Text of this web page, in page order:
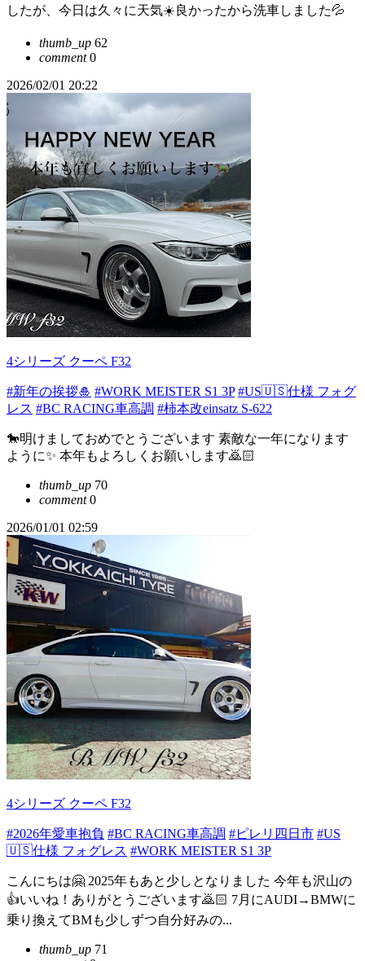
したが、今日は久々に天気☀️良かったから洗車しました💦
thumb_up 62
comment0
2026/02/01 20:22
4シリーズ クーペ F32
#新年の挨拶🎍 #WORK MEISTER S1 3P #US🇺🇸仕様 フォグ
レス #BC RACING車高調 #柿本改einsatz S-622
🐎明けましておめでとうございます 素敵な一年になります
ように✨ 本年もよろしくお願いします🙇🏻
thumb_up 70
comment0
2026/01/01 02:59
4シリーズ クーペ F32
#2026年愛車抱負 #BC RACING車高調 #ピレリ四日市 #US
🇺🇸仕様 フォグレス #WORK MEISTER S1 3P
こんにちは🤗 2025年もあと少しとなりました 今年も沢山の
👍いいね！ありがとうございます🙇🏻 7月にAUDI→BMWに
乗り換えてBMも少しずつ自分好みの...
thumb_up 71